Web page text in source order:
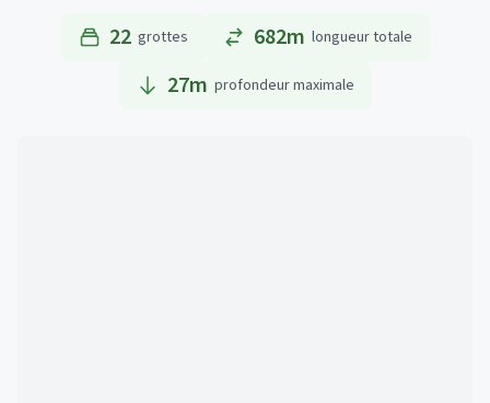
22 grottes 682m longueur totale
27m profondeur maximale